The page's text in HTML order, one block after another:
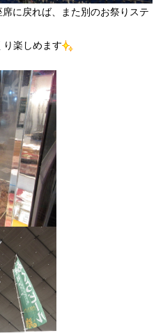
に戻れば、また別のお祭りステ
楽しめます